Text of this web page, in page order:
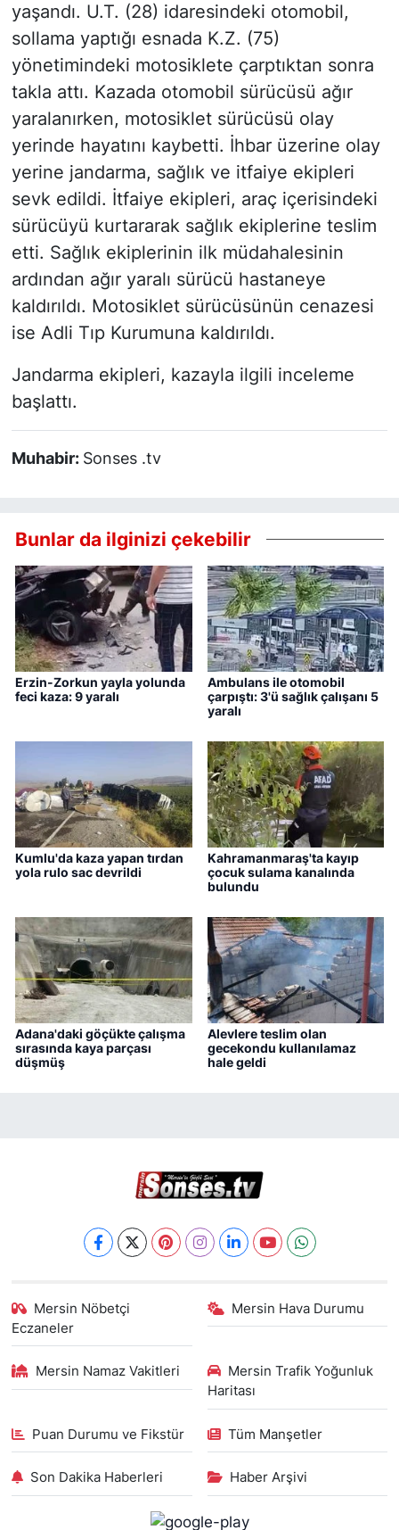
yaşandı. U.T. (28) idaresindeki otomobil,
sollama yaptığı esnada K.Z. (75)
yönetimindeki motosiklete çarptıktan sonra
takla attı. Kazada otomobil sürücüsü ağır
yaralanırken, motosiklet sürücüsü olay
yerinde hayatını kaybetti. İhbar üzerine olay
yerine jandarma, sağlık ve itfaiye ekipleri
sevk edildi. İtfaiye ekipleri, araç içerisindeki
sürücüyü kurtararak sağlık ekiplerine teslim
etti. Sağlık ekiplerinin ilk müdahalesinin
ardından ağır yaralı sürücü hastaneye
kaldırıldı. Motosiklet sürücüsünün cenazesi
ise Adli Tıp Kurumuna kaldırıldı.
Jandarma ekipleri, kazayla ilgili inceleme
başlattı.
Muhabir: Sonses .tv
Bunlar da ilginizi çekebilir
Erzin-Zorkun yayla yolunda
feci kaza: 9 yaralı
Ambulans ile otomobil
çarpıştı: 3'ü sağlık çalışanı 5
yaralı
Kumlu'da kaza yapan tırdan
yola rulo sac devrildi
Kahramanmaraş'ta kayıp
çocuk sulama kanalında
bulundu
Adana'daki göçükte çalışma
sırasında kaya parçası
düşmüş
Alevlere teslim olan
gecekondu kullanılamaz
hale geldi
Mersin Nöbetçi
Eczaneler
Mersin Hava Durumu
Mersin Namaz Vakitleri
Mersin Trafik Yoğunluk
Haritası
Puan Durumu ve Fikstür Tüm Manşetler
Son Dakika Haberleri Haber Arşivi